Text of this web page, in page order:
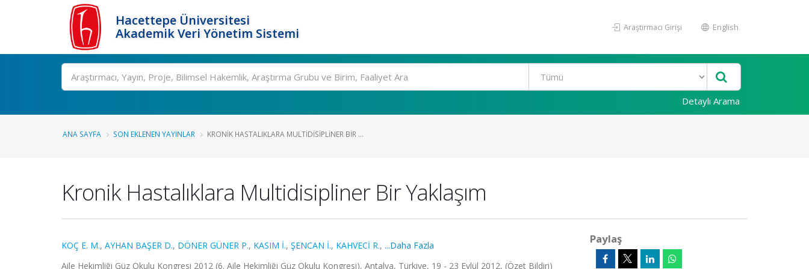
Hacettepe Üniversitesi
Akademik Veri Yönetim Sistemi
Araştırmacı Girişi English
Ara
Detaylı Arama
ANA SAYFA SON EKLENEN YAYINLAR KRONIK HASTALIKLARA MULTIDISIPLINER BIR ...
Kronik Hastalıklara Multidisipliner Bir Yaklaşım
KOÇ E. M., AYHAN BAŞER D., DÖNER GÜNER P., KASIM İ., ŞENCAN İ., KAHVECİ R., ...Daha Fazla
Aile Hekimliği Güz Okulu Kongresi 2012 (6. Aile Hekimliği Güz Okulu Kongresi), Antalya, Türkiye, 19 - 23 Eylül 2012, (Özet Bildiri)
Paylaş